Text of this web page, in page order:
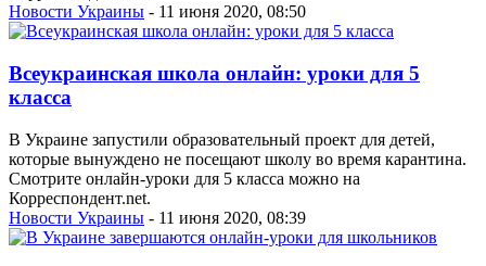
Новости Украины - 11 июня 2020, 08:50
Всеукраинская школа онлайн: уроки для 5
класса
В Украине запустили образовательный проект для детей,
которые вынуждено не посещают школу во время карантина.
Смотрите онлайн-уроки для 5 класса можно на
Корреспондент.net.
Новости Украины - 11 июня 2020, 08:39